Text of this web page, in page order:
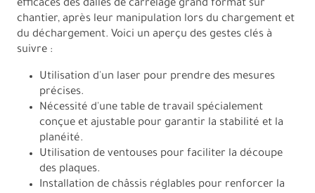
efficaces des dalles de carrelage grand format sur
chantier, après leur manipulation lors du chargement et
du déchargement. Voici un aperçu des gestes clés à
suivre :
Utilisation d'un laser pour prendre des mesures
précises.
Nécessité d'une table de travail spécialement
conçue et ajustable pour garantir la stabilité et la
planéité.
Utilisation de ventouses pour faciliter la découpe
des plaques.
Installation de châssis réglables pour renforcer la